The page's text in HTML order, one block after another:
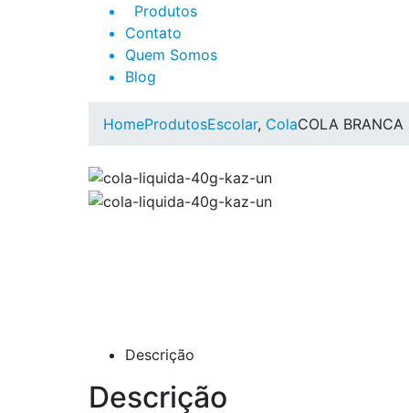
Produtos
Contato
Quem Somos
Blog
HomeProdutosEscolar, ColaCOLA
Descrição
Descrição